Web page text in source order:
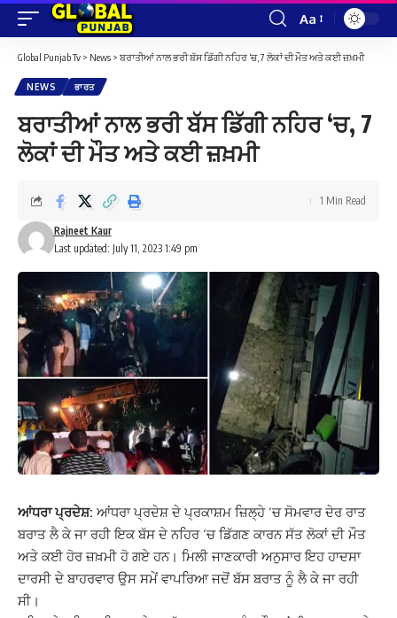
Font
Resizer
Aa
Global Punjab Tv > News > ਬਰਾਤੀਆਂ ਨਾਲ ਭਰੀ ਬੱਸ ਡਿੱਗੀ ਨਹਿਰ ‘ਚ, 7 ਲੋਕਾਂ ਦੀ ਮੌਤ ਅਤੇ ਕਈ ਜ਼ਖ਼ਮੀ
NEWS ਭਾਰਤ
ਬਰਾਤੀਆਂ ਨਾਲ ਭਰੀ ਬੱਸ ਡਿੱਗੀ ਨਹਿਰ ‘ਚ, 7
ਲੋਕਾਂ ਦੀ ਮੌਤ ਅਤੇ ਕਈ ਜ਼ਖ਼ਮੀ
Last updated: July 11, 2023 1:49 pm
Rajneet Kaur
1 Min Read
ਆਂਧਰਾ ਪ੍ਰਦੇਸ਼: ਆਂਧਰਾ ਪ੍ਰਦੇਸ਼ ਦੇ ਪ੍ਰਕਾਸ਼ਮ ਜ਼ਿਲ੍ਹੇ ‘ਚ ਸੋਮਵਾਰ ਦੇਰ ਰਾਤ
ਬਰਾਤ ਲੈ ਕੇ ਜਾ ਰਹੀ ਇਕ ਬੱਸ ਦੇ ਨਹਿਰ ‘ਚ ਡਿੱਗਣ ਕਾਰਨ ਸੱਤ ਲੋਕਾਂ ਦੀ ਮੌਤ
ਅਤੇ ਕਈ ਹੋਰ ਜ਼ਖ਼ਮੀ ਹੋ ਗਏ ਹਨ। ਮਿਲੀ ਜਾਣਕਾਰੀ ਅਨੁਸਾਰ ਇਹ ਹਾਦਸਾ
ਦਾਰਸੀ ਦੇ ਬਾਹਰਵਾਰ ਉਸ ਸਮੇਂ ਵਾਪਰਿਆ ਜਦੋਂ ਬੱਸ ਬਰਾਤ ਨੂੰ ਲੈ ਕੇ ਜਾ ਰਹੀ
ਸੀ।